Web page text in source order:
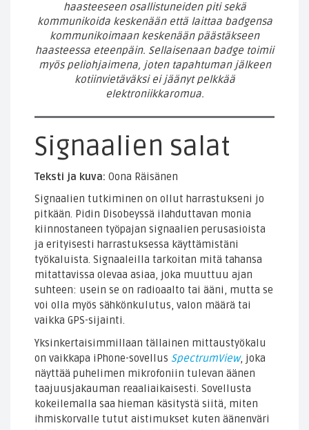
haasteeseen osallistuneiden piti sekä
kommunikoida keskenään että laittaa badgensa
kommunikoimaan keskenään päästäkseen
haasteessa eteenpäin. Sellaisenaan badge toimii
myös peliohjaimena, joten tapahtuman jälkeen
kotiinvietäväksi ei jäänyt pelkkää
elektroniikkaromua.
Signaalien salat
Teksti ja kuva: Oona Räisänen
Signaalien tutkiminen on ollut harrastukseni jo
pitkään. Pidin Disobeyssä ilahduttavan monia
kiinnostaneen työpajan signaalien perusasioista
ja erityisesti harrastuksessa käyttämistäni
työkaluista. Signaaleilla tarkoitan mitä tahansa
mitattavissa olevaa asiaa, joka muuttuu ajan
suhteen: usein se on radioaalto tai ääni, mutta se
voi olla myös sähkönkulutus, valon määrä tai
vaikka GPS-sijainti.
Yksinkertaisimmillaan tällainen mittaustyökalu
on vaikkapa iPhone-sovellus SpectrumView, joka
näyttää puhelimen mikrofoniin tulevan äänen
taajuusjakauman reaaliaikaisesti. Sovellusta
kokeilemalla saa hieman käsitystä siitä, miten
ihmiskorvalle tutut aistimukset kuten äänenväri